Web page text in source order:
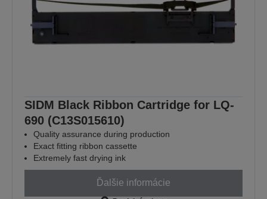
SIDM Black Ribbon Cartridge for LQ-
690 (C13S015610)
Quality assurance during production
Exact fitting ribbon cassette
Extremely fast drying ink
Ďalšie informácie